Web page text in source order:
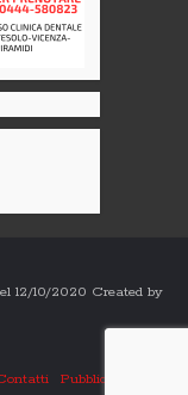
12/10/2020 Created by
Pubblicità